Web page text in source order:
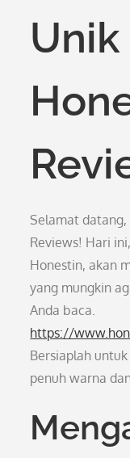
Selamat
Reviews! Hari
Honestin, akan
yang mungkin
Anda baca.
https://
Bersiaplah
penuh warna